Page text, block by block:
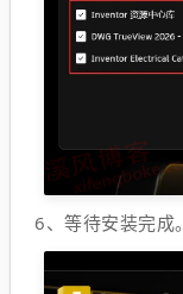
6、等待安装完成。